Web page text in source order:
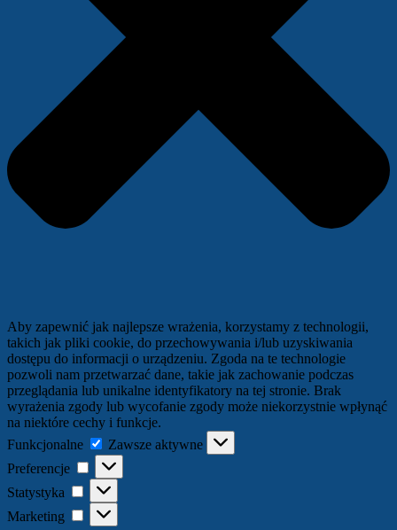
Aby zapewnić jak najlepsze wrażenia, korzystamy z technologii,
takich jak pliki cookie, do przechowywania i/lub uzyskiwania
dostępu do informacji o urządzeniu. Zgoda na te technologie
pozwoli nam przetwarzać dane, takie jak zachowanie podczas
przeglądania lub unikalne identyfikatory na tej stronie. Brak
wyrażenia zgody lub wycofanie zgody może niekorzystnie wpłynąć
na niektóre cechy i funkcje.
Funkcjonalne
Funkcjonalne
Zawsze aktywne
Preferencje
Preferencje
Statystyka Statystyka
Marketing Marketing